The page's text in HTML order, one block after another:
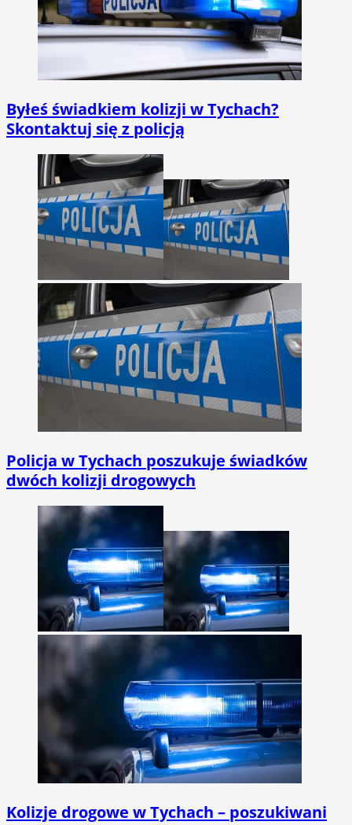
Byłeś świadkiem kolizji w Tychach?
Skontaktuj się z policją
Policja w Tychach poszukuje świadków
dwóch kolizji drogowych
Kolizje drogowe w Tychach – poszukiwani